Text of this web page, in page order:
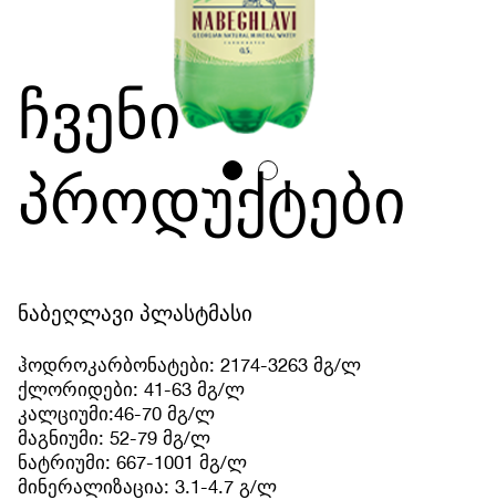
ჩვენი
პროდუქტები
ნაბეღლავი პლასტმასი
ჰოდროკარბონატები: 2174-3263 მგ/ლ
ქლორიდები: 41-63 მგ/ლ
კალციუმი:46-70 მგ/ლ
მაგნიუმი: 52-79 მგ/ლ
ნატრიუმი: 667-1001 მგ/ლ
მინერალიზაცია: 3.1-4.7 გ/ლ